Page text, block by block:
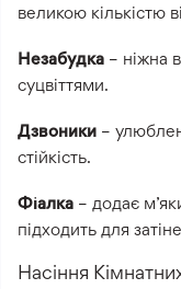
великою кількістю
Незабудка – ніжна
суцвіттями.
Дзвоники –
стійкість.
Фіалка – додає
підходить для
Насіння